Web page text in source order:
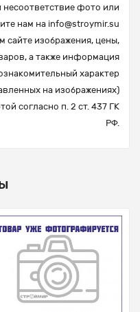
фото или
нам на info@stroymir.su
сайте изображения, цены,
а также информация
характер
на изображениях)
согласно п. 2 ст. 437 ГК
РФ.